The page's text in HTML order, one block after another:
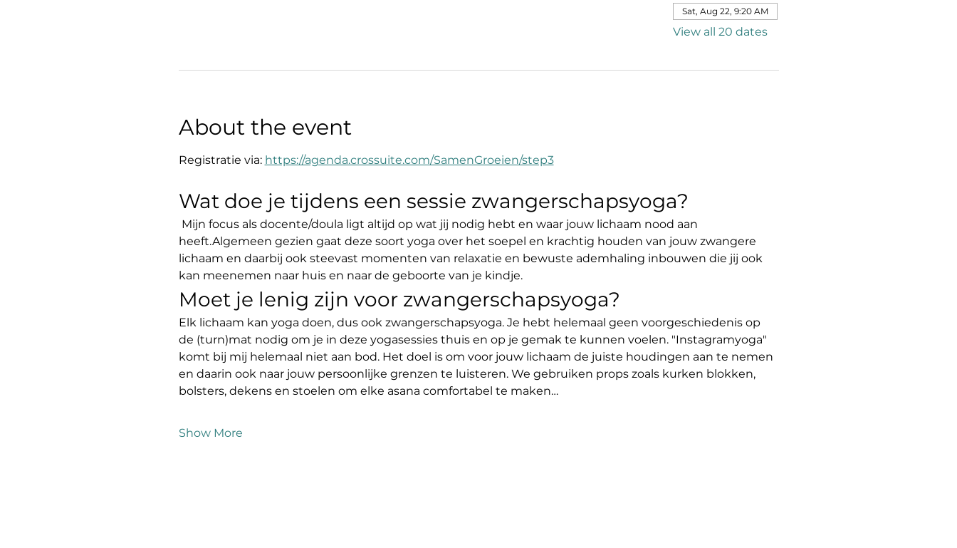
Sat, Aug 22, 9:20 AM
View all 20 dates
About the event
Registratie via: https://agenda.crossuite.com/SamenGroeien/step3
Wat doe je tijdens een sessie zwangerschapsyoga?
Mijn focus als docente/doula ligt altijd op wat jij nodig hebt en waar jouw lichaam nood aan
heeft.Algemeen gezien gaat deze soort yoga over het soepel en krachtig houden van jouw zwangere
lichaam en daarbij ook steevast momenten van relaxatie en bewuste ademhaling inbouwen die jij ook
kan meenemen naar huis en naar de geboorte van je kindje.
Moet je lenig zijn voor zwangerschapsyoga?
Elk lichaam kan yoga doen, dus ook zwangerschapsyoga. Je hebt helemaal geen voorgeschiedenis op
de (turn)mat nodig om je in deze yogasessies thuis en op je gemak te kunnen voelen. "Instagramyoga"
komt bij mij helemaal niet aan bod. Het doel is om voor jouw lichaam de juiste houdingen aan te nemen
en daarin ook naar jouw persoonlijke grenzen te luisteren. We gebruiken props zoals kurken blokken,
bolsters, dekens en stoelen om elke asana comfortabel te maken…
Show More